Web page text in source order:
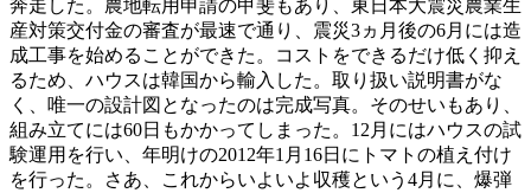
奔走した。農地転用申請の甲斐もあり、東日本大震災農業生
産対策交付金の審査が最速で通り、震災3ヵ月後の6月には造
成工事を始めることができた。コストをできるだけ低く抑え
るため、ハウスは韓国から輸入した。取り扱い説明書がな
く、唯一の設計図となったのは完成写真。そのせいもあり、
組み立てには60日もかかってしまった。12月にはハウスの試
験運用を行い、年明けの2012年1月16日にトマトの植え付け
を行った。さあ、これからいよいよ収穫という4月に、爆弾